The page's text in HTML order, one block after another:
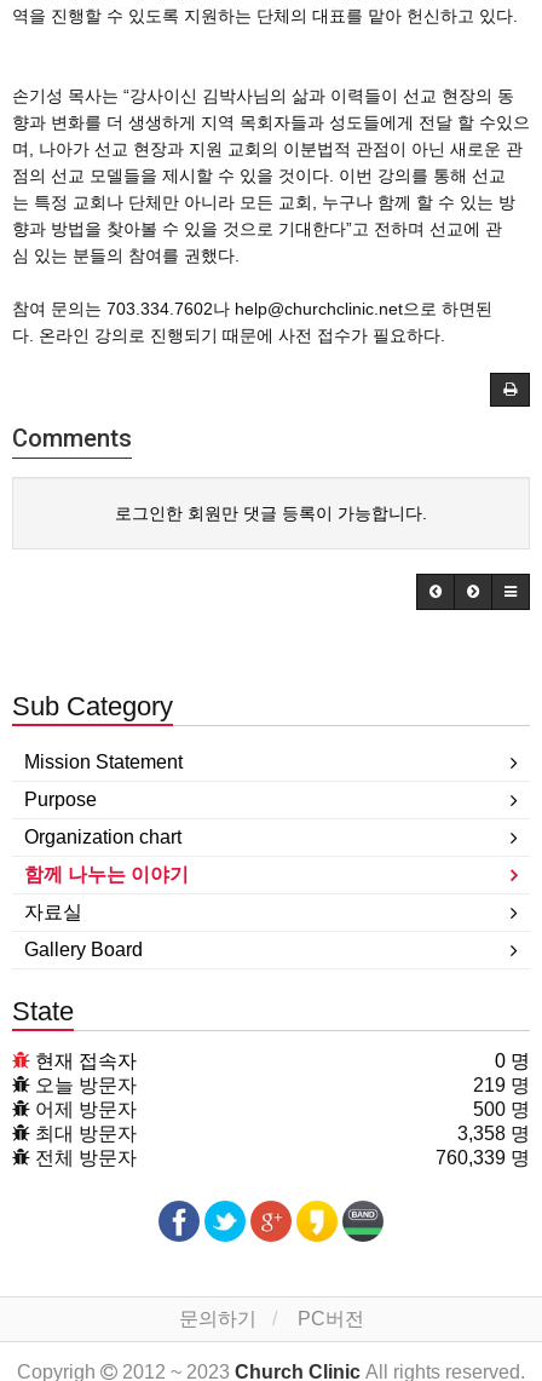
역을 진행할 수 있도록 지원하는 단체의 대표를 맡아 헌신하고 있다.
손기성 목사는 “강사이신 김박사님의 삶과 이력들이 선교 현장의 동
향과 변화를 더 생생하게 지역 목회자들과 성도들에게 전달 할 수있으
며, 나아가 선교 현장과 지원 교회의 이분법적 관점이 아닌 새로운 관
점의 선교 모델들을 제시할 수 있을 것이다. 이번 강의를 통해 선교
는 특정 교회나 단체만 아니라 모든 교회, 누구나 함께 할 수 있는 방
향과 방법을 찾아볼 수 있을 것으로 기대한다”고 전하며 선교에 관
심 있는 분들의 참여를 권했다.
참여 문의는 703.334.7602나 help@churchclinic.net으로 하면된
다. 온라인 강의로 진행되기 때문에 사전 접수가 필요하다.
Comments
로그인한 회원만 댓글 등록이 가능합니다.
Sub Category
Mission Statement
Purpose
Organization chart
함께 나누는 이야기
자료실
Gallery Board
State
현재 접속자
0 명
오늘 방문자
219 명
어제 방문자
500 명
최대 방문자
3,358 명
전체 방문자
760,339 명
문의하기 PC버전
Copyrigh 2012 ~ 2023 Church Clinic All rights reserved.